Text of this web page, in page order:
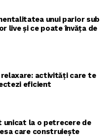
unui parior sub
live și ce poate învăța de
relaxare: activități care te
eficient
unicat la o petrecere de
care construiește